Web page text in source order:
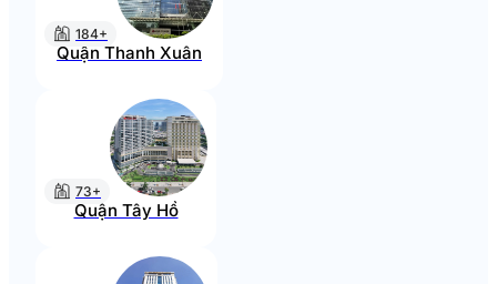
184+
Quận Thanh Xuân
73+
Quận Tây Hồ